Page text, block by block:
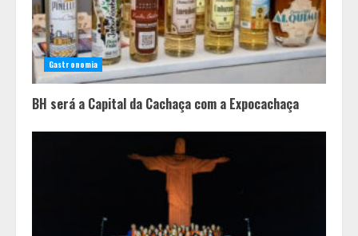
Casa de apostas: por que a maioria
dos apostadores perde dinheiro?
Gastronomia
BH será a Capital da Cachaça com a Expocachaça